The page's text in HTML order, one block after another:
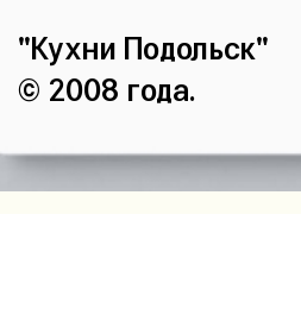
"Кухни Подольск"
© 2008 года.